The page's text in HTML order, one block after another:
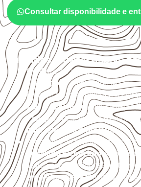
Consultar disponibilidade e
Cuidados antes e depois da
Confirme se a espessura e o
compatíveis com o projeto.
Planeje o corte conforme os
1,60 × 2,50 m, sujeitos à
Proteja cortes, furos e
indicada para o projeto.
Armazene as chapas em local
ventilado e com apoio nivelado
Valide com o responsável
envolva carga, exposição